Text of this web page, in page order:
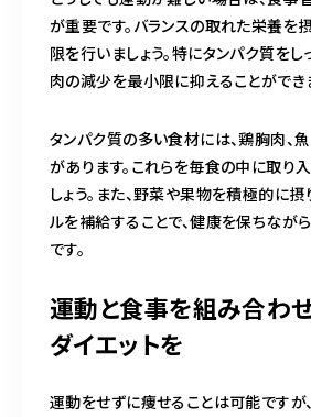
が重要です。バランスの取れた栄養を
限を行いましょう。特にタンパク質をし
肉の減少を最小限に抑えることができ
タンパク質の多い食材には、鶏胸肉、
があります。これらを毎食の中に取り
しょう。また、野菜や果物を積極的に摂
ルを補給することで、健康を保ちなが
です。
運動と食事を組み合わ
ダイエットを
運動をせずに痩せることは可能ですが